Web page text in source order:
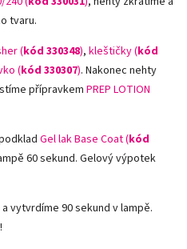
tvaru.
(kód 330348), kleštičky (kód
(kód 330307). Nakonec nehty
přípravkem PREP LOTION
Gel lak Base Coat (kód
60 sekund. Gelový výpotek
vytvrdíme 90 sekund v lampě.